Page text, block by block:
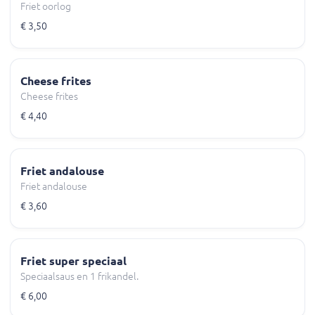
Friet oorlog
€ 3,50
Cheese frites
Cheese frites
€ 4,40
Friet andalouse
Friet andalouse
€ 3,60
Friet super speciaal
Speciaalsaus en 1 frikandel.
€ 6,00